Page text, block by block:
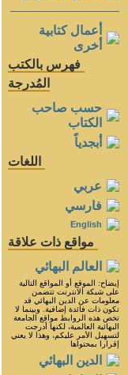
أعمال كتابية
أخرى
فهرس بالكتب
المُدرجة
حسب صاحب
الكتاب
أبجدياً
اللغات
عربي
فارسي
English
مواقع ذات علاقة
العالم البهائي
إيضاح: الموقع أو المواقع التالية
على شبكة الانترنت تتضمن
معلومات عن الدين البهائي قد
تكون ذات فائدة إضافية. وبينما لا
تخص هذه الروابط مواقع الجامعة
البهائية العالمية، لكنها أدرجت
لتسهيل الأمر عليكم، وهذا لا يعني
إقرارا بمحتواها
الدين البهائي